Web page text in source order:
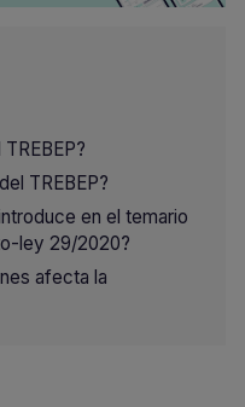
TREBEP?
en el temario
ley 29/2020?
afecta la